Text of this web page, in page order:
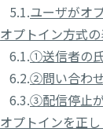
5.1.ユーザがオ
オプトイン方式
6.1.①送信者の
6.2.②問い合わ
6.3.③配信停止
オプトインを正